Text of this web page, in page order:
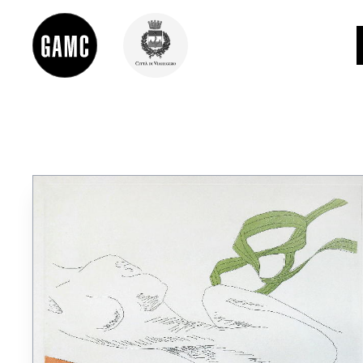
LE COLLEZIONI
GLI AUTORI
LORENZO VIANI
MOSTRE
EVENTI
PALAZZO DELLE MUSE